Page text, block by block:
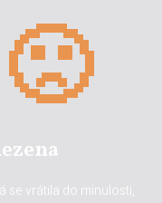
se vrátila do minulosti,